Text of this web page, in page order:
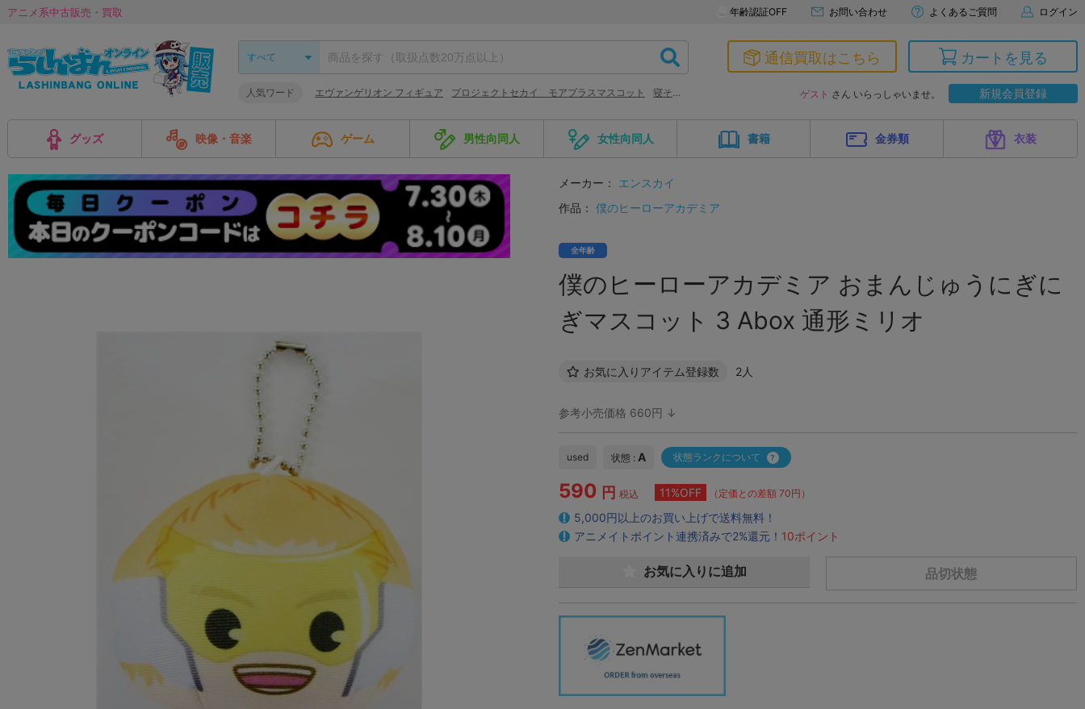
アニメ系中古販売・買取 年齢認証OFF お問い合わせ よくあるご質問 ログイン
人気ワード エヴァンゲリオン フィギュア プロジェクトセカイ モアプラスマスコット 寝そべりぬいぐるみ
通信買取はこちら カートを見る
ゲスト さん いらっしゃいませ。 新規会員登録
グッズ 映像・音楽 ゲーム 男性向同人 女性向同人 書籍 金券類 衣装
メーカー：
エンスカイ
作品： 僕のヒーローアカデミア
全年齢
僕のヒーローアカデミア おまんじゅうにぎに
ぎマスコット 3 Abox 通形ミリオ
お気に入りアイテム登録数 2人
参考小売価格 660円 ↓
used 状態 : A 状態ランクについて
590 円 税込 11%OFF （定価との差額 70円）
5,000円以上のお買い上げで送料無料！
アニメイトポイント連携済みで2%還元！ 10ポイント
品切状態
お気に入りに追加